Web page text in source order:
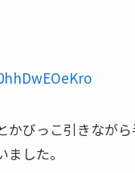
びっこ引きなが
した。